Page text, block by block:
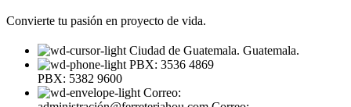
Convierte tu pasión en proyecto de vida.
Ciudad de Guatemala. Guatemala.
PBX: 3536 4869
PBX: 5382 9600
Correo: